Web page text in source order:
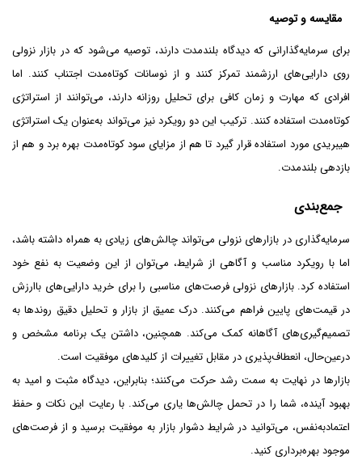
مقایسه و توصیه
برای سرمایه‌گذارانی که دیدگاه بلندمدت دارند، توصیه می‌شود که در بازار نزولی
روی دارایی‌های ارزشمند تمرکز کنند و از نوسانات کوتاه‌مدت اجتناب کنند. اما
افرادی که مهارت و زمان کافی برای تحلیل روزانه دارند، می‌توانند از استراتژی
کوتاه‌مدت استفاده کنند. ترکیب این دو رویکرد نیز می‌تواند به‌عنوان یک استراتژی
هیبریدی مورد استفاده قرار گیرد تا هم از مزایای سود کوتاه‌مدت بهره برد و هم از
بازدهی بلندمدت.
جمع‌بندی
سرمایه‌گذاری در بازارهای نزولی می‌تواند چالش‌های زیادی به همراه داشته باشد،
اما با رویکرد مناسب و آگاهی از شرایط، می‌توان از این وضعیت به نفع خود
استفاده کرد. بازارهای نزولی فرصت‌های مناسبی را برای خرید دارایی‌های باارزش
در قیمت‌های پایین فراهم می‌کنند. درک عمیق از بازار و تحلیل دقیق روندها به
تصمیم‌گیری‌های آگاهانه کمک می‌کند. همچنین، داشتن یک برنامه مشخص و
درعین‌حال، انعطاف‌پذیری در مقابل تغییرات از کلیدهای موفقیت است.
بازارها در نهایت به سمت رشد حرکت می‌کنند؛ بنابراین، دیدگاه مثبت و امید به
بهبود آینده، شما را در تحمل چالش‌ها یاری می‌کند. با رعایت این نکات و حفظ
اعتمادبه‌نفس، می‌توانید در شرایط دشوار بازار به موفقیت برسید و از فرصت‌های
موجود بهره‌برداری کنید.